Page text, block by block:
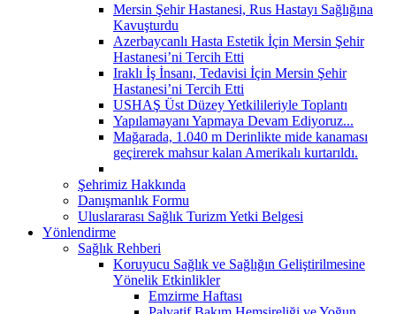
Mersin Şehir Hastanesi, Rus Hastayı Sağlığına
Kavuşturdu
Azerbaycanlı Hasta Estetik İçin Mersin Şehir
Hastanesi’ni Tercih Etti
Iraklı İş İnsanı, Tedavisi İçin Mersin Şehir
Hastanesi’ni Tercih Etti
USHAŞ Üst Düzey Yetkilileriyle Toplantı
Yapılamayanı Yapmaya Devam Ediyoruz...
Mağarada, 1.040 m Derinlikte mide kanaması
geçirerek mahsur kalan Amerikalı kurtarıldı.
Şehrimiz Hakkında
Danışmanlık Formu
Uluslararası Sağlık Turizm Yetki Belgesi
Yönlendirme
Sağlık Rehberi
Koruyucu Sağlık ve Sağlığın Geliştirilmesine
Yönelik Etkinlikler
Emzirme Haftası